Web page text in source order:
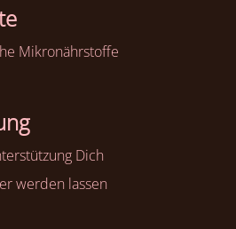
Mikronährstoffe
Dich
werden lassen